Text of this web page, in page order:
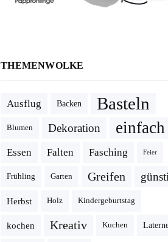
THEMENWOLKE
Ausflug Backen Basteln
Blumen Dekoration einfach
Essen Falten Fasching Feier
Frühling Garten Greifen
Herbst Holz Kindergeburtstag
kochen Kreativ Kuchen